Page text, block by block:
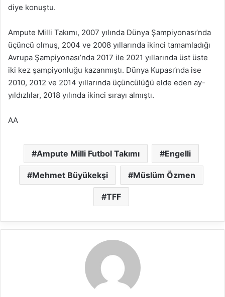
diye konuştu.
Ampute Milli Takımı, 2007 yılında Dünya Şampiyonası’nda
üçüncü olmuş, 2004 ve 2008 yıllarında ikinci tamamladığı
Avrupa Şampiyonası’nda 2017 ile 2021 yıllarında üst üste
iki kez şampiyonluğu kazanmıştı. Dünya Kupası’nda ise
2010, 2012 ve 2014 yıllarında üçüncülüğü elde eden ay-
yıldızlılar, 2018 yılında ikinci sırayı almıştı.
AA
Ampute Milli Futbol Takımı Engelli
Mehmet Büyükekşi Müslüm Özmen
TFF